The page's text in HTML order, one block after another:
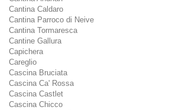
Cantina Caldaro
Cantina Parroco di Neive
Cantina Tormaresca
Cantine Gallura
Capichera
Careglio
Cascina Bruciata
Cascina Ca' Rossa
Cascina Castlet
Cascina Chicco